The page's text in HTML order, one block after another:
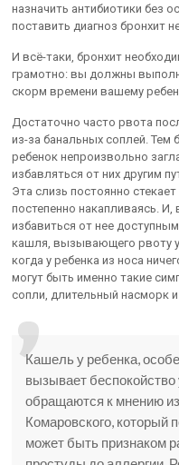
назначить антибиотики без
поставить диагноз бронхит
И всё-таки, бронхит
грамотно: вы должны
скорм времени вашему
Достаточно часто рвота
из-за банальных соплей. Тем
ребенок непроизвольно
избавляться от них другим
Эта слизь постоянно стекает
постепенно накапливаясь.
избавиться от нее
кашля, вызывающего рвоту у
когда у ребенка из носа
могут быть именно такие
сопли, длительный насморк и
Кашель у ребенка,
вызывает
обращаются к мнению
Комаровского, который
может быть признаком